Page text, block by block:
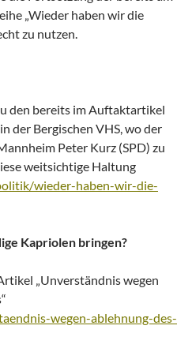
„Wieder haben wir die
zu nutzen.
den bereits im Auftaktartikel
der Bergischen VHS, wo der
Peter Kurz (SPD) zu
weitsichtige Haltung
wieder-haben-wir-die-
Kapriolen bringen?
„Unverständnis wegen
wegen-ablehnung-des-